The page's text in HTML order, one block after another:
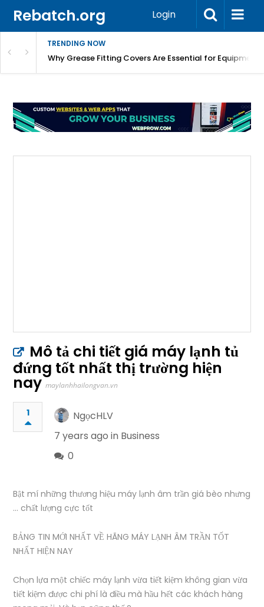
Rebatch.org Login
TRENDING NOW
Why Grease Fitting Covers Are Essential for Equipment
Mô tả chi tiết giá máy lạnh tủ
đứng tốt nhất thị trường hiện
nay maylanhhailongvan.vn
1
NgọcHLV
7 years ago in Business
0
Bật mí những thương hiệu máy lạnh âm trần giá bèo nhưng
… chất lượng cực tốt
BẢNG TIN MỚI NHẤT VỀ HÃNG MÁY LẠNH ÂM TRẦN TỐT
NHẤT HIỆN NAY
Chọn lựa một chiếc máy lạnh vừa tiết kiệm không gian vừa
tiết kiệm được chi phí là điều mà hầu hết các khách hàng